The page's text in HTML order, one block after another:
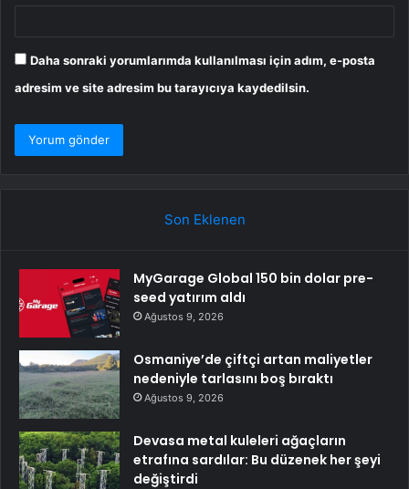
Daha sonraki yorumlarımda kullanılması için adım, e-posta
adresim ve site adresim bu tarayıcıya kaydedilsin.
Son Eklenen
MyGarage Global 150 bin dolar pre-
seed yatırım aldı
Ağustos 9, 2026
Osmaniye’de çiftçi artan maliyetler
nedeniyle tarlasını boş bıraktı
Ağustos 9, 2026
Devasa metal kuleleri ağaçların
etrafına sardılar: Bu düzenek her şeyi
değiştirdi